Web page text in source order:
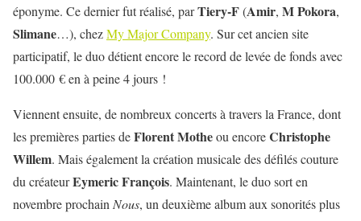
éponyme. Ce dernier fut réalisé, parTiery-F(Amir, M Pokora,
Slimane…), chezMy Major Company. Sur cet ancien site
participatif, le duo détient encore le record de levée de fonds avec
100.000 € en à peine 4 jours !
Viennent ensuite, de nombreux concerts à travers la France, dont
les premières parties deFlorent Motheou encoreChristophe
Willem. Mais également la création musicale des défilés couture
du créateurEymeric François. Maintenant, le duo sort en
novembre prochain Nous, un deuxième album aux sonorités plus